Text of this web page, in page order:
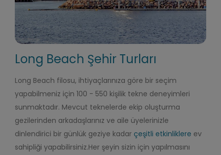
Long Beach Şehir Turları
Long Beach filosu, ihtiyaçlarınıza göre bir seçim
yapabilmeniz için 100 - 550 kişilik tekne deneyimleri
sunmaktadır. Mevcut teknelerde ekip oluşturma
gezilerinden arkadaşlarınız ve aile üyelerinizle
dinlendirici bir günlük geziye kadar çeşitli etkinliklere ev
sahipliği yapabilirsiniz.Her şeyin sizin için yapılmasını